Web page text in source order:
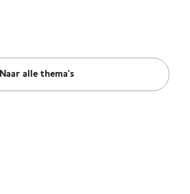
Naar alle thema's